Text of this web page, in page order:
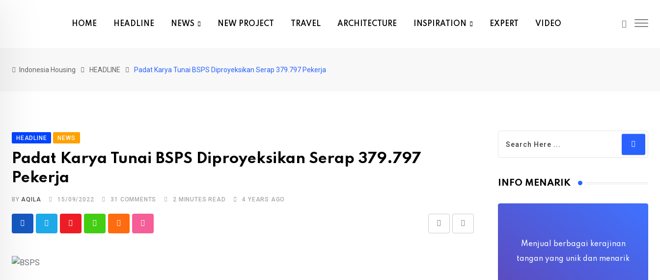
HOME HEADLINE NEWS NEW PROJECT TRAVEL ARCHITECTURE INSPIRATION EXPERT VIDEO
Indonesia Housing HEADLINE Padat Karya Tunai BSPS Diproyeksikan Serap 379.797 Pekerja
HEADLINE NEWS
Padat Karya Tunai BSPS Diproyeksikan Serap 379.797
Pekerja
BYAQILA 15/09/2022 31 COMMENTS 2 MINUTES READ 4 YEARS AGO
Youtube WhatsappCloud StumbleUpon Print
Share
INFO MENARIK
Menjual berbagai kerajinan
tangan yang unik dan menarik